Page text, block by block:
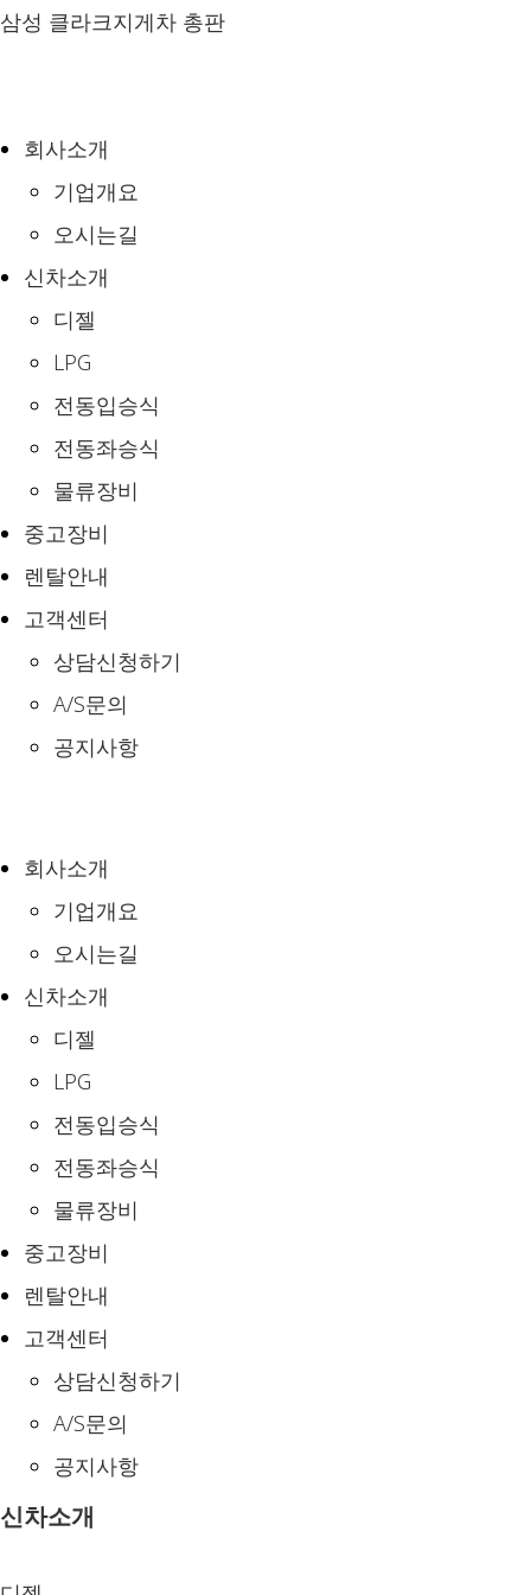
Skip
삼성 클라크지게차 총판
회사소개
기업개요
오시는길
신차소개
디젤
LPG
전동입승식
전동좌승식
물류장비
중고장비
렌탈안내
고객센터
상담신청하기
A/S문의
공지사항
회사소개
기업개요
오시는길
신차소개
디젤
LPG
전동입승식
전동좌승식
물류장비
중고장비
렌탈안내
고객센터
상담신청하기
A/S문의
공지사항
신차소개